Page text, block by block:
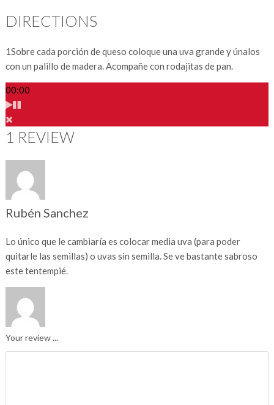
DIRECTIONS
1Sobre cada porción de queso coloque una uva grande y únalos
con un palillo de madera. Acompañe con rodajitas de pan.
00:00
1 REVIEW
Rubén Sanchez
Lo único que le cambiaría es colocar media uva (para poder
quitarle las semillas) o uvas sin semilla. Se ve bastante sabroso
este tentempié.
Your review ...